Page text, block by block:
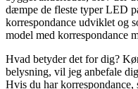
dæmpe de fleste typer LED
korrespondance udviklet og
model med korrespondance
Hvad betyder det for dig?
belysning, vil jeg anbefale
Hvis du har